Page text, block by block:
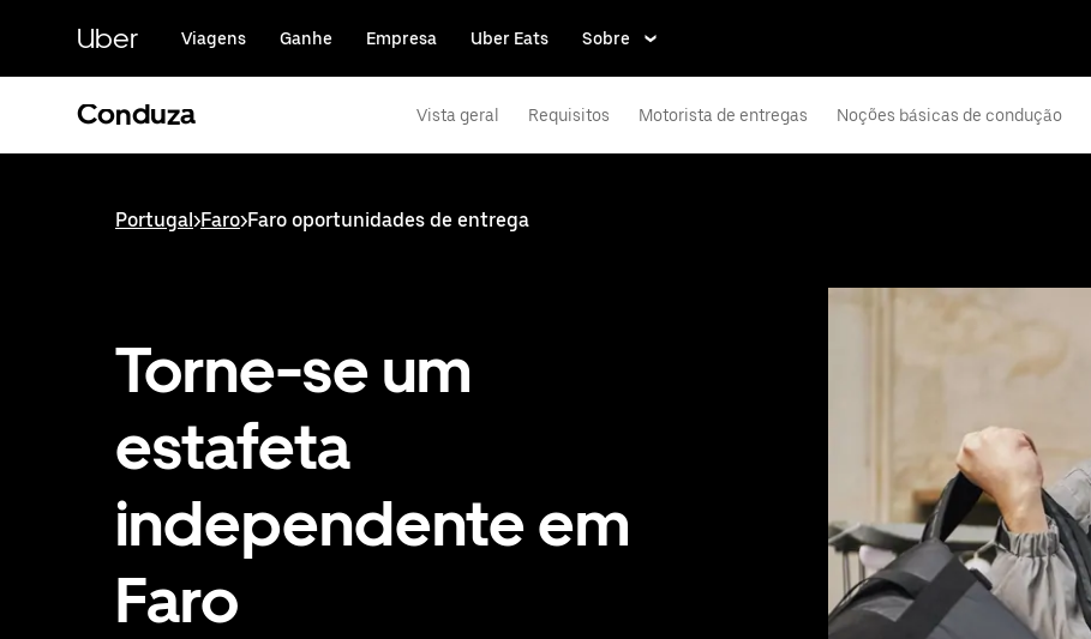
conteúdo
Uber Viagens Ganhe Empresa Uber Eats Sobre
Conduza Vista geral Requisitos Motorista de entregas Noções básicas de condução
Portugal>Faro>Faro oportunidades de entrega
Torne-se um
estafeta
independente em
Faro